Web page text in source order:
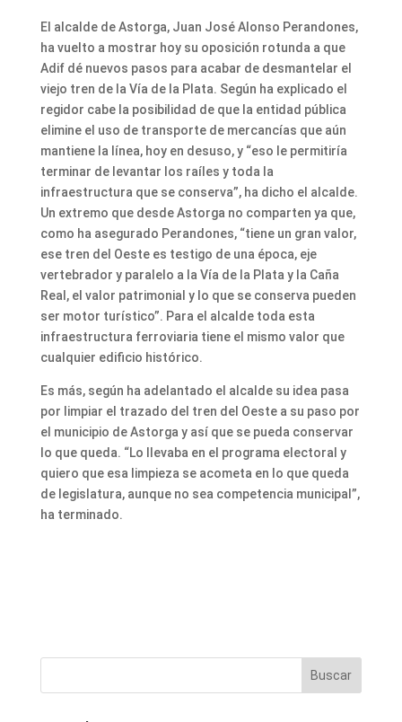
El alcalde de Astorga, Juan José Alonso Perandones,
ha vuelto a mostrar hoy su oposición rotunda a que
Adif dé nuevos pasos para acabar de desmantelar el
viejo tren de la Vía de la Plata. Según ha explicado el
regidor cabe la posibilidad de que la entidad pública
elimine el uso de transporte de mercancías que aún
mantiene la línea, hoy en desuso, y “eso le permitiría
terminar de levantar los raíles y toda la
infraestructura que se conserva”, ha dicho el alcalde.
Un extremo que desde Astorga no comparten ya que,
como ha asegurado Perandones, “tiene un gran valor,
ese tren del Oeste es testigo de una época, eje
vertebrador y paralelo a la Vía de la Plata y la Caña
Real, el valor patrimonial y lo que se conserva pueden
ser motor turístico”. Para el alcalde toda esta
infraestructura ferroviaria tiene el mismo valor que
cualquier edificio histórico.
Es más, según ha adelantado el alcalde su idea pasa
por limpiar el trazado del tren del Oeste a su paso por
el municipio de Astorga y así que se pueda conservar
lo que queda. “Lo llevaba en el programa electoral y
quiero que esa limpieza se acometa en lo que queda
de legislatura, aunque no sea competencia municipal”,
ha terminado.